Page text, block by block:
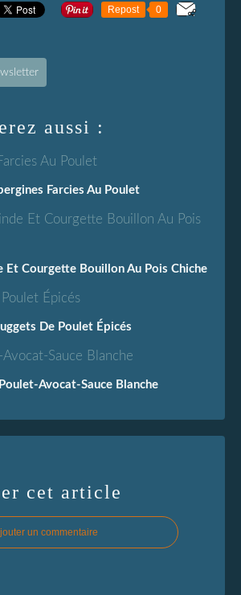
Repost 0
aussi :
Farcies Au Poulet
Et Courgette Bouillon Au Pois Chiche
De Poulet Épicés
Avocat-Sauce Blanche
cet article
un commentaire